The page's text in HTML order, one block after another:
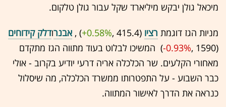
מיכאל גולן יבקש מיליארד שקל עבור גולן טלקום.
מניות הגז דוגמת רציו (415.4 ,‎
+0.58%
‏) , אבנרודלק קידוחים
(1590 ,‎
-0.93%‏) המשיכו לבלוט בעוד מתווה הגז מתקדם
מאחורי הקלעים. שר הכלכלה אריה דרעי יודיע בקרוב - אולי
כבר השבוע - על התפטרותו ממשרד הכלכלה, מה שיסלול
כנראה את הדרך לאישור המתווה.